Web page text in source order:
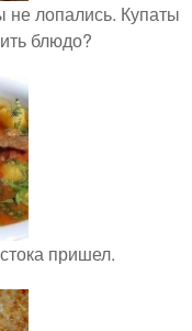
не лопались. Купаты
блюдо?
пришел.